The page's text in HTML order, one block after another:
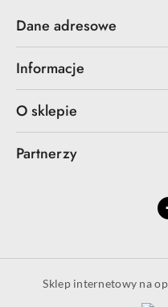
Dane adresowe
Informacje
O sklepie
Partnerzy
Sklep internetowy na